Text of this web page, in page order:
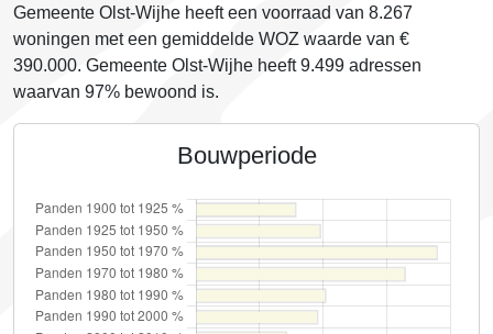
Gemeente Olst-Wijhe heeft een voorraad van 8.267
woningen met een gemiddelde WOZ waarde van €
390.000. Gemeente Olst-Wijhe heeft 9.499 adressen
waarvan 97% bewoond is.
Bouwperiode